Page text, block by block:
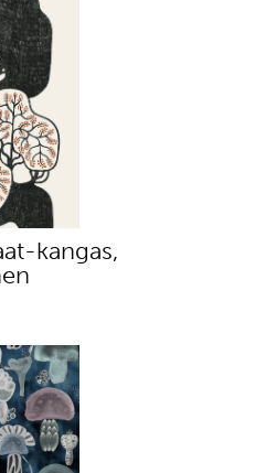
kangas,